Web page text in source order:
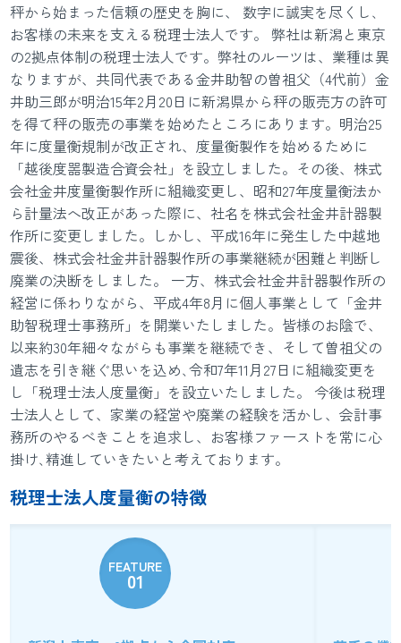
秤から始まった信頼の歴史を胸に、 数字に誠実を尽くし､
お客様の未来を支える税理士法人です。 弊社は新潟と東京
の2拠点体制の税理士法人です。弊社のルーツは、業種は異
なりますが、共同代表である金井助智の曽祖父（4代前）金
井助三郎が明治15年2月20日に新潟県から秤の販売方の許可
を得て秤の販売の事業を始めたところにあります。明治25
年に度量衡規制が改正され、度量衡製作を始めるために
「越後度噐製造合資会社」を設立しました。その後、株式
会社金井度量衡製作所に組織変更し、昭和27年度量衡法か
ら計量法へ改正があった際に、社名を株式会社金井計器製
作所に変更しました。しかし、平成16年に発生した中越地
震後、株式会社金井計器製作所の事業継続が困難と判断し
廃業の決断をしました。 一方、株式会社金井計器製作所の
経営に係わりながら、平成4年8月に個人事業として「金井
助智税理士事務所」を開業いたしました。皆様のお陰で、
以来約30年細々ながらも事業を継続でき、そして曽祖父の
遺志を引き継ぐ思いを込め､令和7年11月27日に組織変更を
し「税理士法人度量衡」を設立いたしました。 今後は税理
士法人として、家業の経営や廃業の経験を活かし、会計事
務所のやるべきことを追求し、お客様ファーストを常に心
掛け､精進していきたいと考えております。
税理士法人度量衡の特徴
FEATURE
01